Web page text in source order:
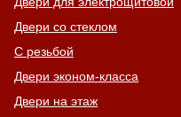
Двери со стеклом
С резьбой
Двери эконом-класса
Двери на этаж